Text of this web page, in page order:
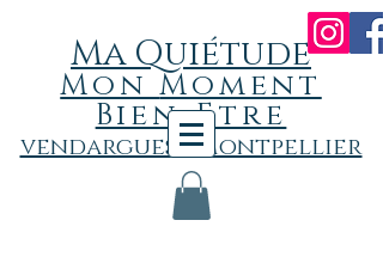
Ma Quiétude
MonMoment
Bien-Etre
vendargues - Montpellier